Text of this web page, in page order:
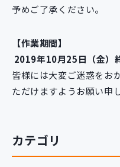
導入事例
イベント・セミナー
ニュース
採用情報
予めご了承ください。
【作業期間】
2019年10月25日（金）
皆様には大変ご迷惑をお
ただけますようお願い申
カテゴリ